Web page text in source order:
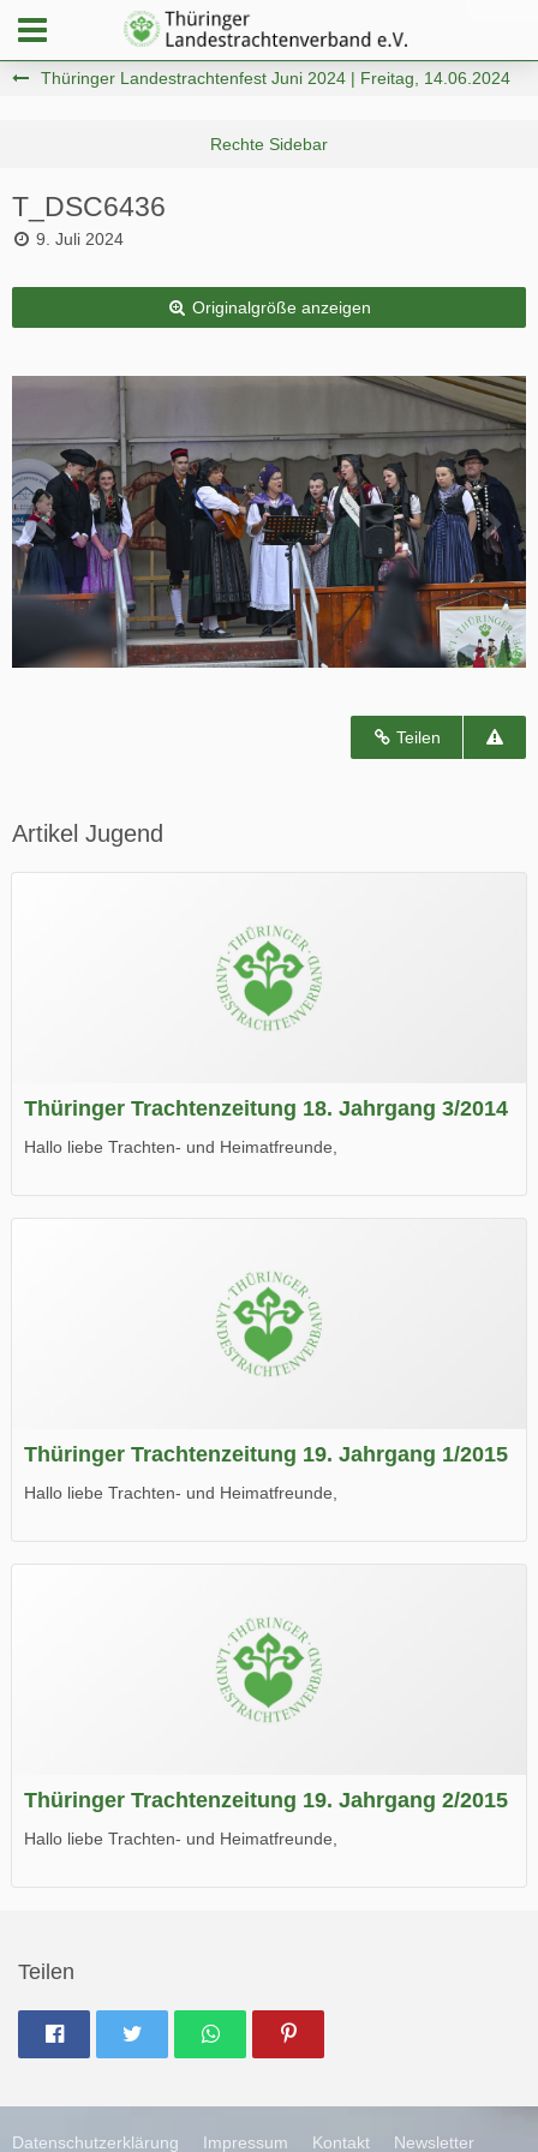
Thüringer Landestrachtenfest Juni 2024 | Freitag, 14.06.2024
T_DSC6436
9. Juli 2024
Originalgröße anzeigen
Teilen
Artikel Jugend
Thüringer Trachtenzeitung 18. Jahrgang 3/2014
Hallo liebe Trachten- und Heimatfreunde,
Wir wünschen Euch viel Spaß beim Lesen.
Thüringer Trachtenzeitung 19. Jahrgang 1/2015
Hallo liebe Trachten- und Heimatfreunde,
Wir wünschen Euch viel Spaß beim Lesen.
Thüringer Trachtenzeitung 19. Jahrgang 2/2015
Hallo liebe Trachten- und Heimatfreunde,
Teilen
Datenschutzerklärung Impressum Kontakt Newsletter